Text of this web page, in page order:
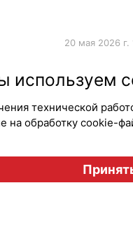
20 мая 2026 г.
рынка",
используем
технической
на обработку cookie-